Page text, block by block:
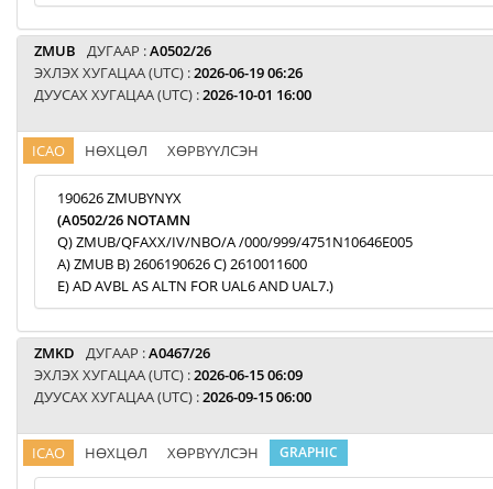
ZMUB ДУГААР :A0502/26
ЭХЛЭХ ХУГАЦАА (UTC) :2026-06-19 06:26
ДУУСАХ ХУГАЦАА (UTC) :2026-10-01 16:00
ICAO НӨХЦӨЛ ХӨРВҮҮЛСЭН
190626 ZMUBYNYX
(A0502/26 NOTAMN
Q) ZMUB/QFAXX/IV/NBO/A /000/999/4751N10646E005
A) ZMUB B) 2606190626 C) 2610011600
E) AD AVBL AS ALTN FOR UAL6 AND UAL7.)
ZMKD ДУГААР :A0467/26
ЭХЛЭХ ХУГАЦАА (UTC) :2026-06-15 06:09
ДУУСАХ ХУГАЦАА (UTC) :2026-09-15 06:00
ICAO НӨХЦӨЛ ХӨРВҮҮЛСЭН GRAPHIC